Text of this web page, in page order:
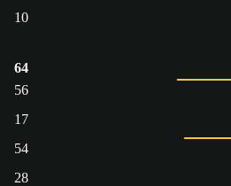
10
64
56
17
54
28